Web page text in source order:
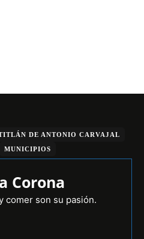
DE ANTONIO CARVAJAL
MUNICIPIOS
Corona
comer son su pasión.